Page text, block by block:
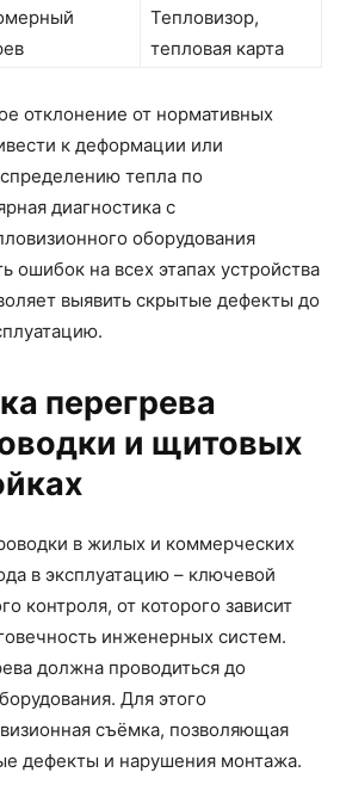
Тепловизор,
тепловая карта
отклонение от нормативных
к деформации или
тепла по
диагностика с
оборудования
ошибок на всех этапах устройства
выявить скрытые дефекты до
перегрева
и щитовых
в жилых и коммерческих
в эксплуатацию – ключевой
контроля, от которого зависит
инженерных систем.
должна проводиться до
Для этого
съёмка, позволяющая
дефекты и нарушения монтажа.